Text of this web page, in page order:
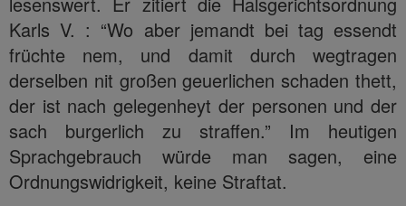
Karls V. : “Wo aber jemandt bei tag essendt
früchte nem, und damit durch wegtragen
derselben nit großen geuerlichen schaden thett,
der ist nach gelegenheyt der personen und der
sach burgerlich zu straffen.” Im heutigen
Sprachgebrauch würde man sagen, eine
Ordnungswidrigkeit, keine Straftat.